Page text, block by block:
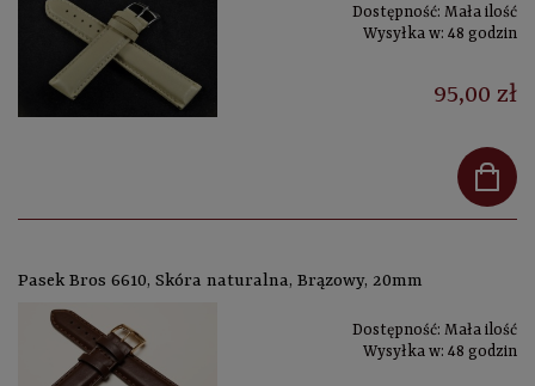
Dostępność: Mała ilość
Wysyłka w: 48 godzin
95,00 zł
Pasek Bros 6610, Skóra naturalna, Brązowy, 20mm
Dostępność: Mała ilość
Wysyłka w: 48 godzin